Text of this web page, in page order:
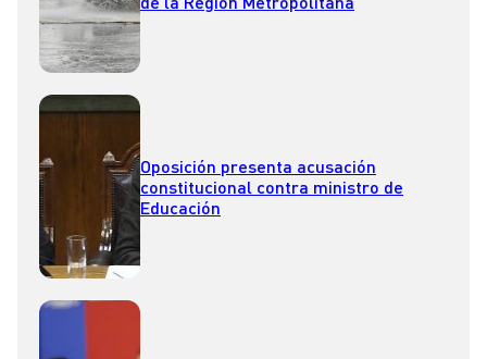
Oposición presenta acusación
constitucional contra ministro de
Educación